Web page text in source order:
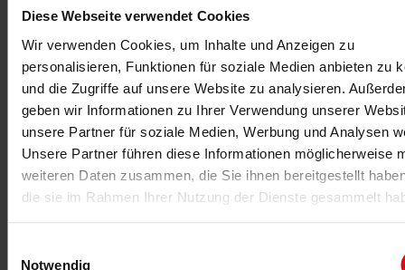
Diese Webseite verwendet Cookies
Wir verwenden Cookies, um Inhalte und Anzeigen zu
personalisieren, Funktionen für soziale Medien anbieten zu
und die Zugriffe auf unsere Website zu analysieren.
geben wir Informationen zu Ihrer Verwendung unserer
unsere Partner für soziale Medien, Werbung und Analysen
Unsere Partner führen diese Informationen möglicherweise
weiteren Daten zusammen, die Sie ihnen bereitgestellt
die sie im Rahmen Ihrer Nutzung der Dienste gesammelt
Notwendig
Zwei Marken, eine Vision
Expansion der Fitnessmarke, die Yoga,
(Reformer-)Pilates und funktionelles Krafttraining
verbindet.
MEHR >